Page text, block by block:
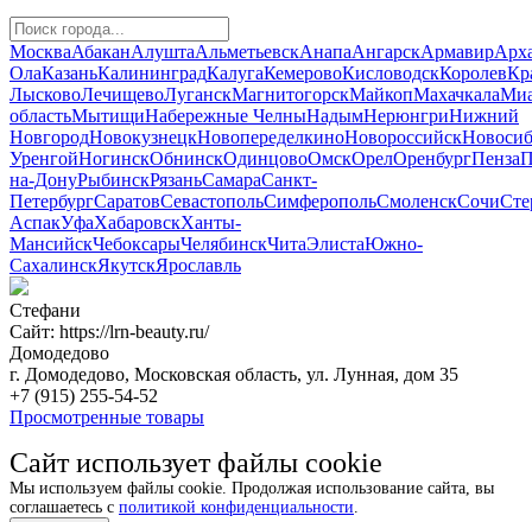
МоскваАбаканАлуштаАльметьевскАнапаАнгарскАрмавир
ОлаКазаньКалининградКалугаКемеровоКисловодскКоролев
ЛысковоЛечищевоЛуганскМагнитогорскМайкопМахачкала
областьМытищиНабережные ЧелныНадымНерюнгриНижний
НовгородНовокузнецкНовопеределкиноНовороссийск
УренгойНогинскОбнинскОдинцовоОмскОрелОренбургПенза
на-ДонуРыбинскРязаньСамараСанкт-
ПетербургСаратовСевастопольСимферопольСмоленскСочи
АспакУфаХабаровскХанты-
МансийскЧебоксарыЧелябинскЧитаЭлистаЮжно-
СахалинскЯкутскЯрославль
Стефани
Сайт: https://lrn-beauty.ru/
Домодедово
г. Домодедово, Московская область, ул. Лунная, дом 35
+7 (915) 255-54-52
Просмотренные товары
Сайт использует файлы cookie
Мы используем файлы cookie. Продолжая использование сайта, вы
соглашаетесь с политикой конфиденциальности